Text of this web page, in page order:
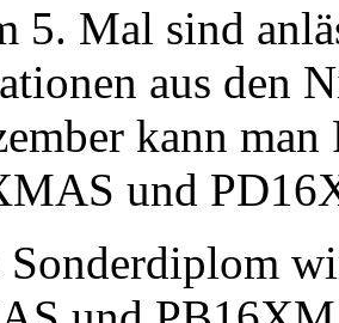
5. Mal sind
aus den
kann
und